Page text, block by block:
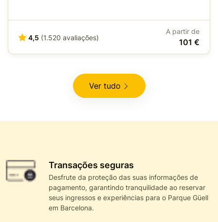
4,5 (1.520 avaliações)
A partir de
101 €
Ver tudo
Transações seguras
Desfrute da proteção das suas informações de
pagamento, garantindo tranquilidade ao reservar
seus ingressos e experiências para o Parque Güell
em Barcelona.